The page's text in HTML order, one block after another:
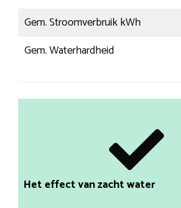
Gem. Stroomverbruik kWh
Gem. Waterhardheid
Het effect van zacht water